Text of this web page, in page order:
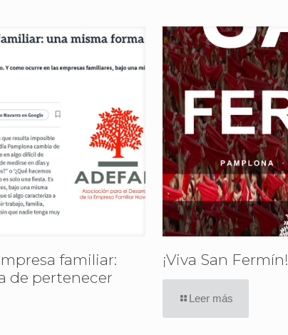
familiar:
de pertenecer
¡Viva San Fermín!
Leer más